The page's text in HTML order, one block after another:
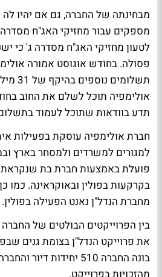
מבחינתה של החברה, גם אם יהיו לה
מספקים עבור מחזיקי האג"ח
לטעון מחזיקי האג"ח מסדרה ג' כי
פסולה. בחודש אוגוסט אמורה
אולימפיה תוכל לשלם את החוב
תדע בוודאות שתוכל לעמוד
חברת אולימפיה עוסקת בפעילות
למגורים למשרדים ולמסחר בארץ
פועלת באמצעות חברת בת שנקראת
מחברת הנדל"ן נאנט הפעילה בפולין.
בין הפרוייקטים הבולטים של החברה
את פרוייקט הנדל"ן בצומת גנים